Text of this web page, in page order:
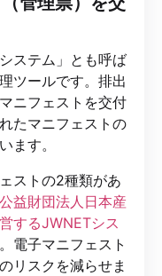
ステム」とも呼ば
ツールです。排出
ニフェストを交付
たマニフェストの
ます。
ストの2種類があ
公益財団法人日本産
するJWNETシス
電子マニフェスト
リスクを減らせま